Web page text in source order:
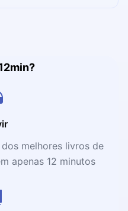
melhores livros de
apenas 12 minutos